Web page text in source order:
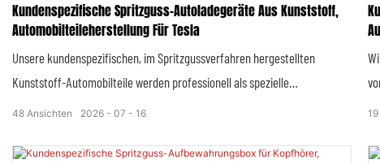
Kundenspezifische Spritzguss-Autoladegeräte Aus Kunststoff,
Automobilteileherstellung Für Tesla
Unsere kundenspezifischen, im Spritzgussverfahren hergestellten
Kunststoff-Automobilteile werden professionell als spezielle
Zubehörkomponenten für Tesla-Ladegeräte entwickelt und gefertigt. Sie
Strukturhalterungen, Isoliergehäusen, Montagevorrichtungen und
2026 07 16
48 Ansichten 19